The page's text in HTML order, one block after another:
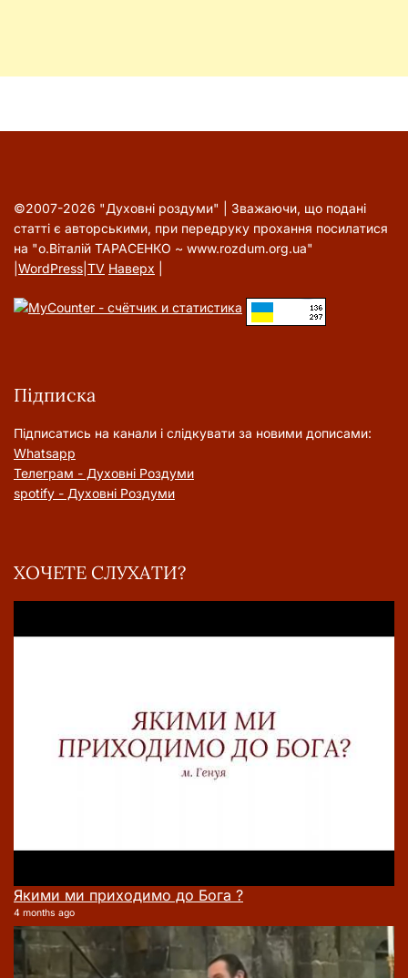
©2007-2026 "Духовні роздуми" | Зважаючи, що подані
статті є авторськими, при передруку прохання посилатися
на "о.Віталій ТАРАСЕНКО ~ www.rozdum.org.ua"
WordPress TV Наверх
Підписка
Підписатись на канали і слідкувати за новими дописами:
Whatsapp
Телеграм - Духовні Роздуми
spotify - Духовні Роздуми
ХОЧЕТЕ СЛУХАТИ?
Якими ми приходимо до Бога ?
4 months ago